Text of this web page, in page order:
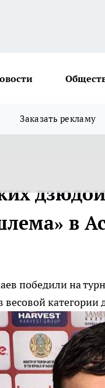
Заказать рекламу
в
победили на
категории